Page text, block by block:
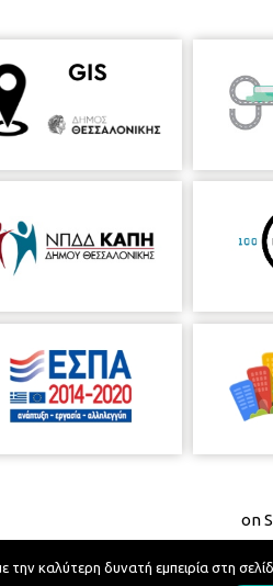
on
καλύτερη δυνατή εμπειρία στη